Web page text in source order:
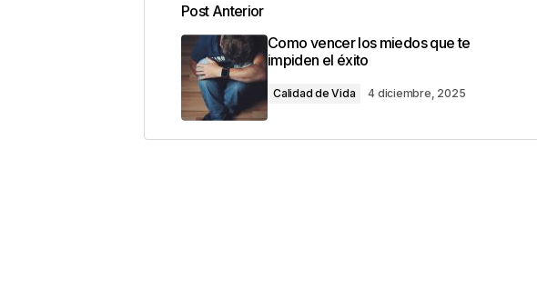
Tu dirección de correo electrónico no será publicada.
con
Comentario *
Post Anterior
Como vencer los miedos que te
impiden el éxito
Calidad de Vida 4 diciembre, 2025